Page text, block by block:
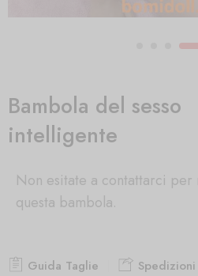
Bambola del sesso
intelligente
Non esitate a contattarci
questa bambola.
Guida Taglie